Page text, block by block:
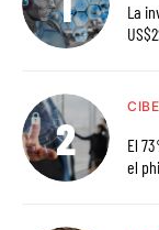
La
El
el